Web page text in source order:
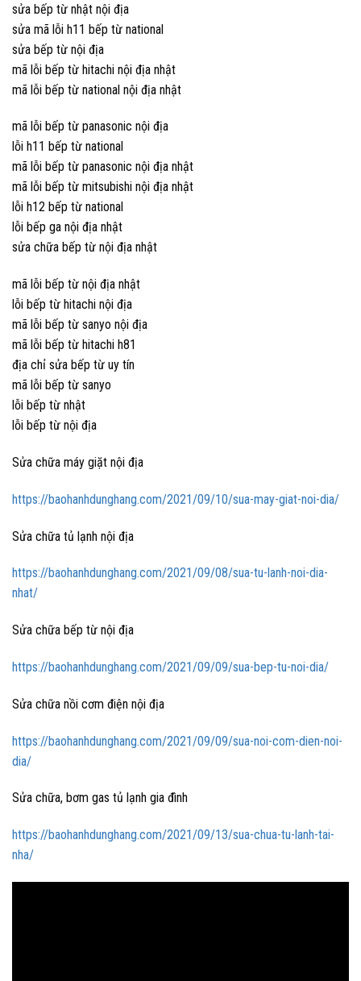
sửa bếp từ nhật nội địa
sửa mã lỗi h11 bếp từ national
sửa bếp từ nội địa
mã lỗi bếp từ hitachi nội địa nhật
mã lỗi bếp từ national nội địa nhật
mã lỗi bếp từ panasonic nội địa
lỗi h11 bếp từ national
mã lỗi bếp từ panasonic nội địa nhật
mã lỗi bếp từ mitsubishi nội địa nhật
lỗi h12 bếp từ national
lỗi bếp ga nội địa nhật
sửa chữa bếp từ nội địa nhật
mã lỗi bếp từ nội địa nhật
lỗi bếp từ hitachi nội địa
mã lỗi bếp từ sanyo nội địa
mã lỗi bếp từ hitachi h81
địa chỉ sửa bếp từ uy tín
mã lỗi bếp từ sanyo
lỗi bếp từ nhật
lỗi bếp từ nội địa
Sửa chữa máy giặt nội địa
https://baohanhdunghang.com/2021/09/10/sua-may-giat-noi-dia/
Sửa chữa tủ lạnh nội địa
https://baohanhdunghang.com/2021/09/08/sua-tu-lanh-noi-dia-
nhat/
Sửa chữa bếp từ nội địa
https://baohanhdunghang.com/2021/09/09/sua-bep-tu-noi-dia/
Sửa chữa nồi cơm điện nội địa
https://baohanhdunghang.com/2021/09/09/sua-noi-com-dien-noi-
dia/
Sửa chữa, bơm gas tủ lạnh gia đình
https://baohanhdunghang.com/2021/09/13/sua-chua-tu-lanh-tai-
nha/